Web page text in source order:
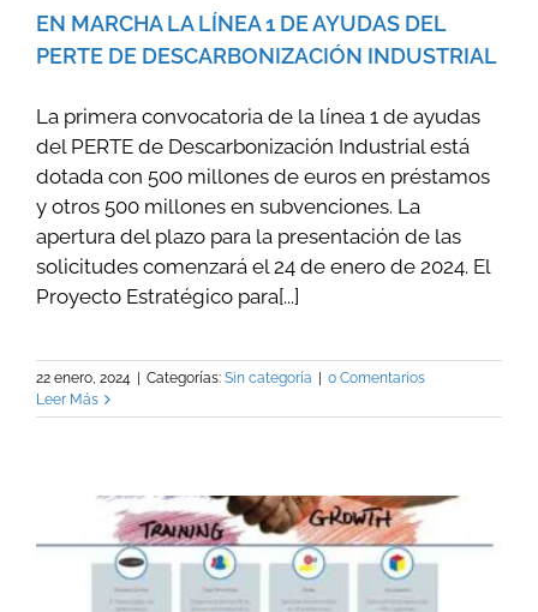
EN MARCHA LA LÍNEA 1 DE AYUDAS DEL
PERTE DE DESCARBONIZACIÓN INDUSTRIAL
La primera convocatoria de la línea 1 de ayudas
del PERTE de Descarbonización Industrial está
dotada con 500 millones de euros en préstamos
y otros 500 millones en subvenciones. La
apertura del plazo para la presentación de las
solicitudes comenzará el 24 de enero de 2024. El
Proyecto Estratégico para[...]
22 enero, 2024 Categorías: Sin categoría
0 Comentarios
Leer Más